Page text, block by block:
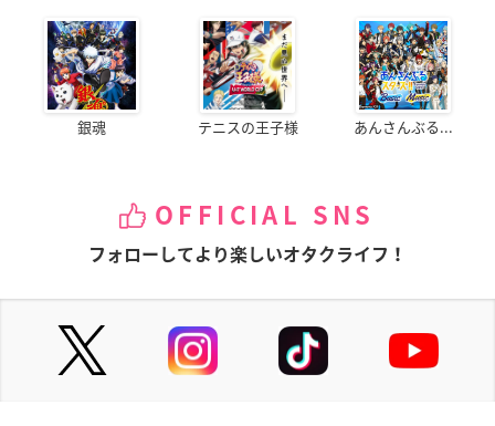
銀魂 テニスの王子様 あんさんぶる...
OFFICIAL SNS
フォローしてより楽しいオタクライフ！